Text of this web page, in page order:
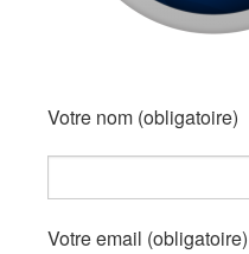
Votre nom (obligatoire)
Votre email (obligatoire)